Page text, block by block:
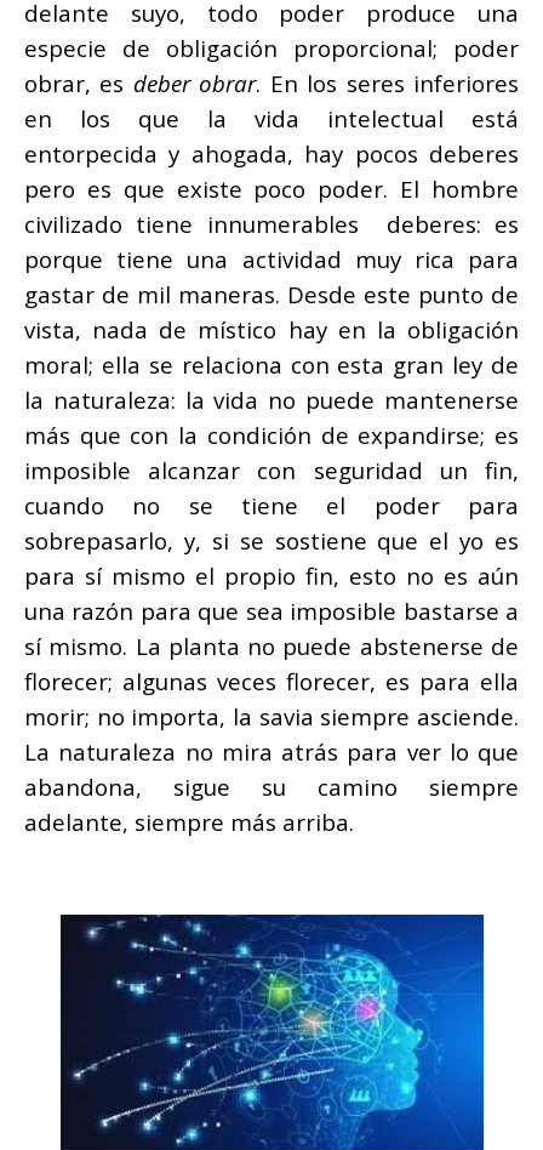
delante suyo, todo poder produce una
especie de obligación proporcional; poder
obrar, es deber obrar. En los seres inferiores
en los que la vida intelectual está
entorpecida y ahogada, hay pocos deberes
pero es que existe poco poder. El hombre
civilizado tiene innumerables deberes: es
porque tiene una actividad muy rica para
gastar de mil maneras. Desde este punto de
vista, nada de místico hay en la obligación
moral; ella se relaciona con esta gran ley de
la naturaleza: la vida no puede mantenerse
más que con la condición de expandirse; es
imposible alcanzar con seguridad un fin,
cuando no se tiene el poder para
sobrepasarlo, y, si se sostiene que el yo es
para sí mismo el propio fin, esto no es aún
una razón para que sea imposible bastarse a
sí mismo. La planta no puede abstenerse de
florecer; algunas veces florecer, es para ella
morir; no importa, la savia siempre asciende.
La naturaleza no mira atrás para ver lo que
abandona, sigue su camino siempre
adelante, siempre más arriba.